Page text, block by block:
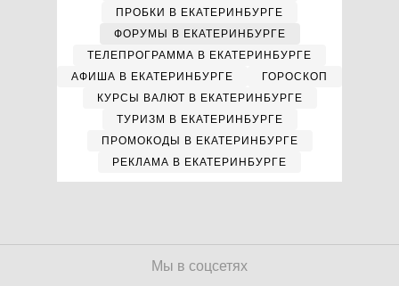
ПРОБКИ В ЕКАТЕРИНБУРГЕ
ФОРУМЫ В ЕКАТЕРИНБУРГЕ
ТЕЛЕПРОГРАММА В ЕКАТЕРИНБУРГЕ
АФИША В ЕКАТЕРИНБУРГЕ
ГОРОСКОП
КУРСЫ ВАЛЮТ В ЕКАТЕРИНБУРГЕ
ТУРИЗМ В ЕКАТЕРИНБУРГЕ
ПРОМОКОДЫ В ЕКАТЕРИНБУРГЕ
РЕКЛАМА В ЕКАТЕРИНБУРГЕ
Мы в соцсетях